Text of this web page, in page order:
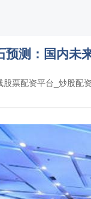
测：国内未
股票配资平台_炒股配